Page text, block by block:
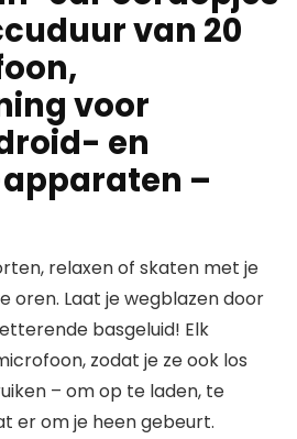
van 20
voor
en
–
relaxen of skaten met je
oren. Laat je wegblazen door
basgeluid! Elk
zodat je ze ook los
– om op te laden, te
er om je heen gebeurt.